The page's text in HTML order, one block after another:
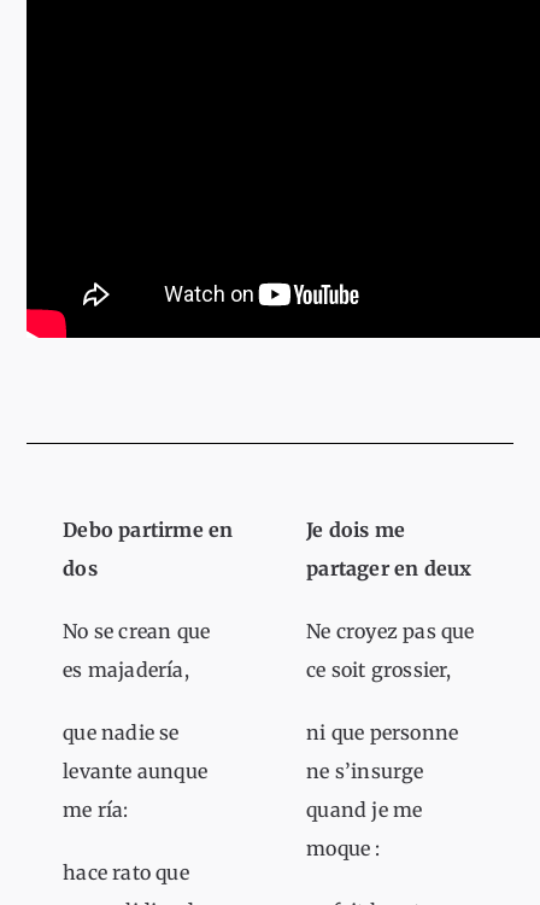
Debo partirme en
dos
No se crean que
es majadería,
que nadie se
levante aunque
me ría:
hace rato que
Je dois me
partager en deux
Ne croyez pas que
ce soit grossier,
ni que personne
ne s’insurge
quand je me
moque :